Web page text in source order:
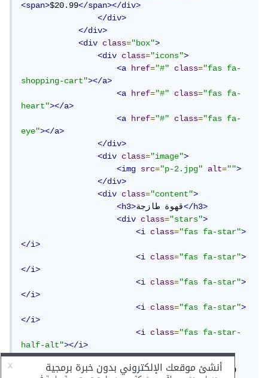
<span>$20.99</span></div>
</div>
</div>
<div
class="box">
<div
class="icons">
<a
href="#" class="fas fa-
shopping-cart"></a>
<a
href="#" class="fas fa-
heart"></a>
<a
href="#" class="fas fa-
eye"></a>
</div>
<div
class="image">
<img
src="p-2.jpg" alt="">
</div>
<div
class="content">
<h3>قهوة طازجة</h3>
<div
class="stars">
<i
class="fas fa-star">
</i>
<i
class="fas fa-star">
</i>
<i
class="fas fa-star">
</i>
<i
class="fas fa-star">
</i>
<i
class="fas fa-star-
half-alt"></i>
</div>
<div class="price">